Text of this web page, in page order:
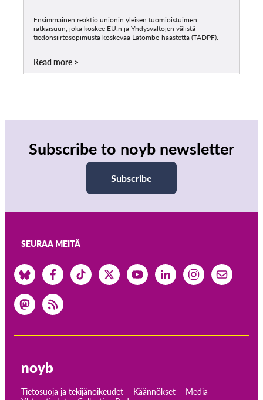
Ensimmäinen reaktio unionin yleisen tuomioistuimen
ratkaisuun, joka koskee EU:n ja Yhdysvaltojen välistä
tiedonsiirtosopimusta koskevaa Latombe-haastetta (TADPF).
Read more
Subscribe to noyb newsletter
Subscribe
SEURAA MEITÄ
noyb
Tietosuoja ja tekijänoikeudet Käännökset
Media